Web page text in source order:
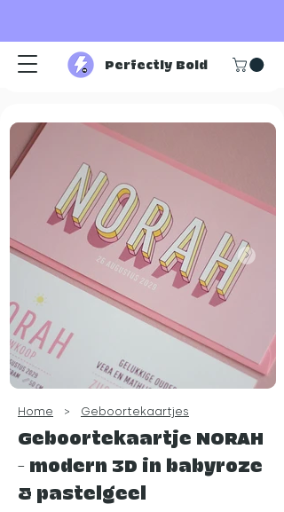
Perfectly Bold
Home > Geboortekaartjes
Geboortekaartje NORAH
- modern 3D in babyroze
& pastelgeel